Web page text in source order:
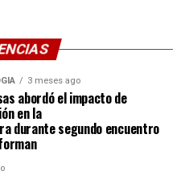
3 meses ago
abordó el impacto de
en la
durante segundo encuentro